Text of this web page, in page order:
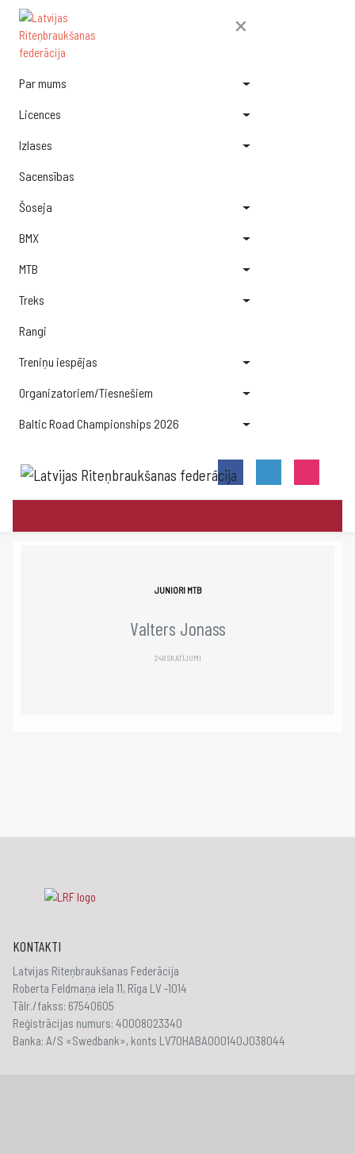
×
Par mums
Licences
Izlases
Sacensības
Šoseja
BMX
MTB
Treks
Rangi
Treniņu iespējas
Organizatoriem/Tiesnešiem
Baltic Road Championships 2026
JUNIORI MTB
Valters Jonass
248 SKATĪJUMI
KONTAKTI
Latvijas Riteņbraukšanas Federācija
Roberta Feldmaņa iela 11, Rīga LV -1014
Tālr./fakss: 67540605
Reģistrācijas numurs: 40008023340
Banka: A/S «Swedbank», konts LV70HABA000140J038044